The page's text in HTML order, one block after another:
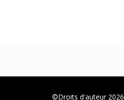
©Droits d'auteur 2026